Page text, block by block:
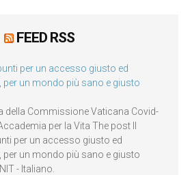
FEED RSS
per un accesso giusto ed
per un mondo più sano e giusto
della Commissione Vaticana Covid-
per la Vita The post Il
per un accesso giusto ed
per un mondo più sano e giusto
- Italiano.